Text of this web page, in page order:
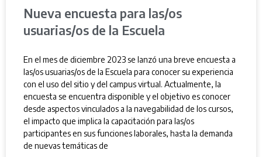
Nueva encuesta para las/os
usuarias/os de la Escuela
En el mes de diciembre 2023 se lanzó una breve encuesta a
las/os usuarias/os de la Escuela para conocer su experiencia
con el uso del sitio y del campus virtual. Actualmente, la
encuesta se encuentra disponible y el objetivo es conocer
desde aspectos vinculados a la navegabilidad de los cursos,
el impacto que implica la capacitación para las/os
participantes en sus funciones laborales, hasta la demanda
de nuevas temáticas de